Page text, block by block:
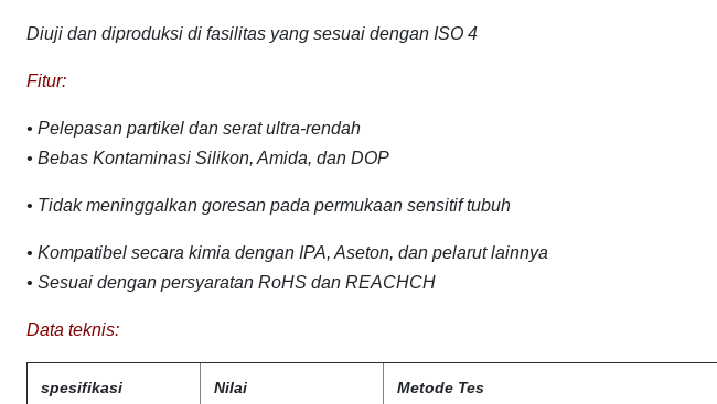
Diuji dan diproduksi di fasilitas yang sesuai dengan ISO 4
Fitur:
• Pelepasan partikel dan serat ultra-rendah
• Bebas Kontaminasi Silikon, Amida, dan DOP
• Tidak meninggalkan goresan pada permukaan sensitif tubuh
• Kompatibel secara kimia dengan IPA, Aseton, dan pelarut lainnya
• Sesuai dengan persyaratan RoHS dan REACHCH
Data teknis:
spesifikasi Nilai Metode Tes